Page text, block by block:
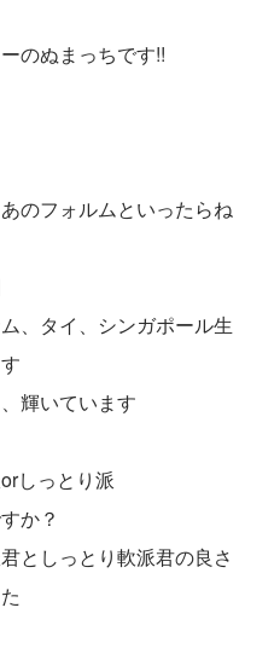
のぬまっちです!!
のフォルムといったらね
、タイ、シンガポール生
輝いています
しっとり派
か？
としっとり軟派君の良さ